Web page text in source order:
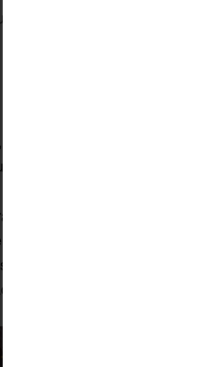
incluso hasta cualquier
platos
precio de dos euros.
de
con queso de cabra y
Inspiración del monje de